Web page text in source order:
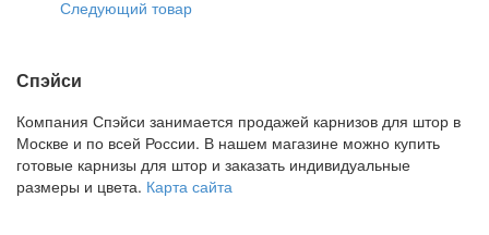
Следующий товар
Спэйси
Компания Спэйси занимается продажей карнизов для штор в
Москве и по всей России. В нашем магазине можно купить
готовые карнизы для штор и заказать индивидуальные
размеры и цвета. Карта сайта